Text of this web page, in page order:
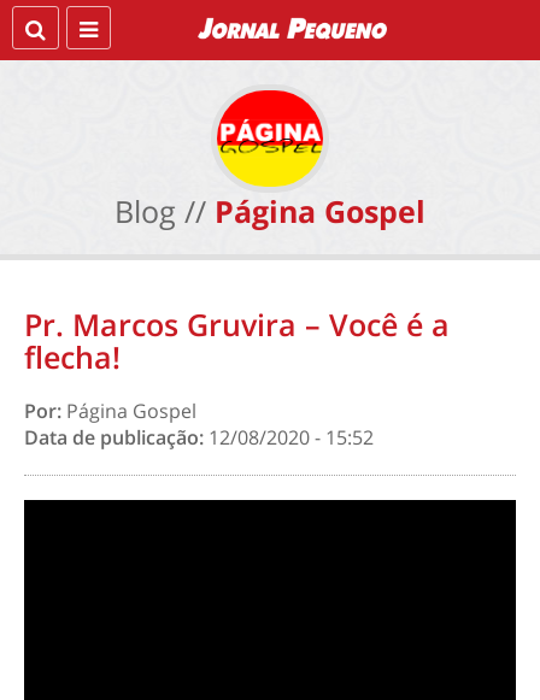
Blog // Página Gospel
Pr. Marcos Gruvira – Você é a
flecha!
Por: Página Gospel
Data de publicação: 12/08/2020 - 15:52